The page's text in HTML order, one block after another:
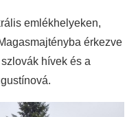
emlékhelyeken,
érkezve
hívek és a